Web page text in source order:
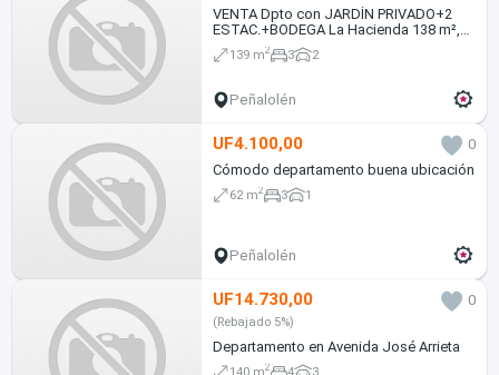
VENTA Dpto con JARDÍN PRIVADO+2
ESTAC.+BODEGA La Hacienda 138 m²,
Nor oriente.
139 m2 3 2
Peñalolén
UF4.100,00
0
Cómodo departamento buena ubicación
62 m2 3 1
Peñalolén
UF14.730,00 0
(Rebajado 5%)
Departamento en Avenida José Arrieta
140 m2 4 3